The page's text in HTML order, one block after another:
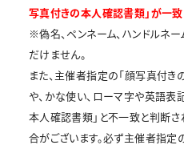
写真付きの本人確認書類」が一致
※偽名、ペンネーム、ハンドルネ
だけません。
また、主催者指定の「顔写真付
や、かな使い、ローマ字や英語
本人確認書類」と不一致と判断
合がございます。必ず主催者指定